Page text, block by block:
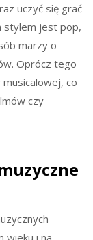
uczyć się grać
stylem jest pop,
marzy o
Oprócz tego
co
czy
wieku i na